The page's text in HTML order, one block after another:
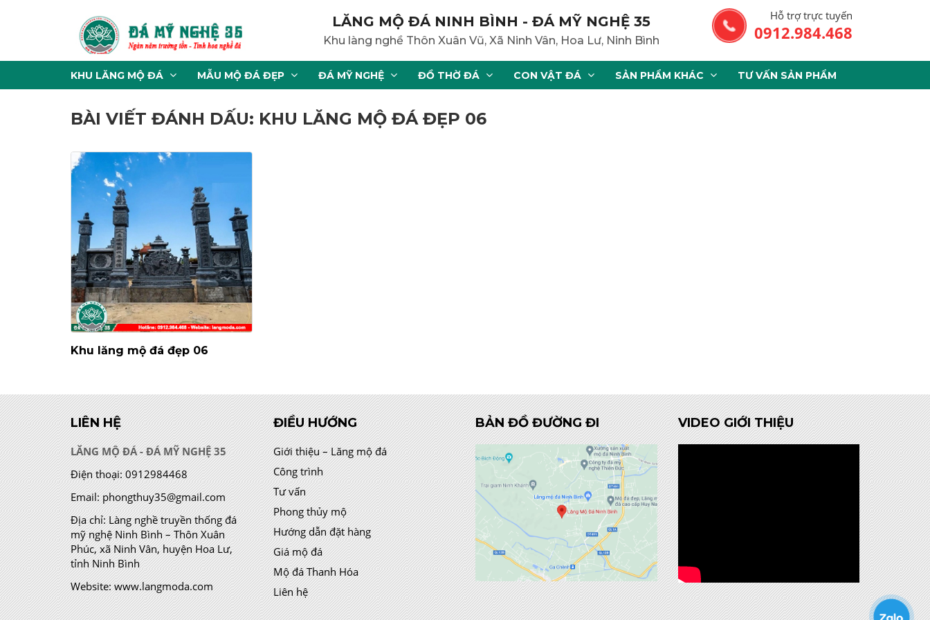
LĂNG MỘ ĐÁ NINH BÌNH - ĐÁ MỸ NGHỆ 35
Khu làng nghề Thôn Xuân Vũ, Xã Ninh Vân, Hoa Lư, Ninh Bình
Hỗ trợ trực tuyến
0912.984.468
KHU LĂNG MỘ ĐÁ MẪU MỘ ĐÁ ĐẸP ĐÁ MỸ NGHỆ ĐỒ THỜ ĐÁ CON VẬT ĐÁ SẢN PHẨM KHÁC TƯ VẤN SẢN PHẨM
BÀI VIẾT ĐÁNH DẤU: KHU LĂNG MỘ ĐÁ ĐẸP 06
Khu lăng mộ đá đẹp 06
LIÊN HỆ
LĂNG MỘ ĐÁ - ĐÁ MỸ NGHỆ 35
Điện thoại: 0912984468
Email: phongthuy35@gmail.com
Địa chỉ:Làng nghề truyền thống đá
mỹ nghệ Ninh Bình – Thôn Xuân
Phúc, xã Ninh Vân, huyện Hoa Lư,
tỉnh Ninh Bình
Website: www.langmoda.com
ĐIỀU HƯỚNG
Giới thiệu – Lăng mộ đá
Công trình
Tư vấn
Phong thủy mộ
Hướng dẫn đặt hàng
Giá mộ đá
Mộ đá Thanh Hóa
Liên hệ
BẢN ĐỒ ĐƯỜNG ĐI VIDEO GIỚI THIỆU